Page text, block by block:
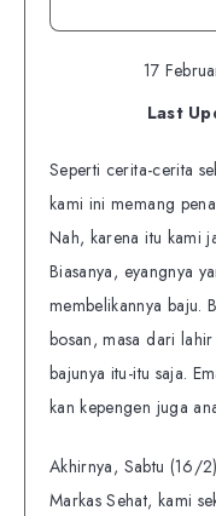
17
Last
Seperti cerita-cerita
kami ini memang
Nah, karena itu kami
Biasanya, eyangnya
membelikannya baju.
bosan, masa dari
bajunya itu-itu saja.
kan kepengen juga
Akhirnya, Sabtu (16/
Markas Sehat, kami